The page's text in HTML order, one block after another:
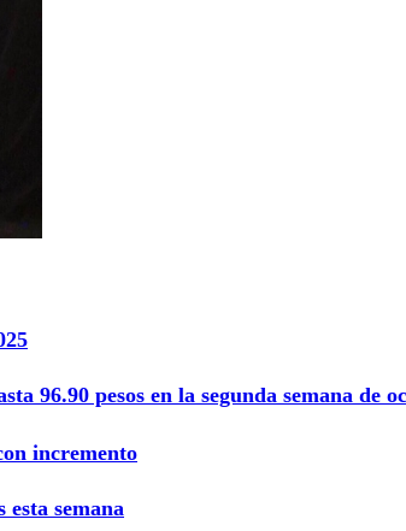
96.90 pesos en la segunda semana de
incremento
esta semana